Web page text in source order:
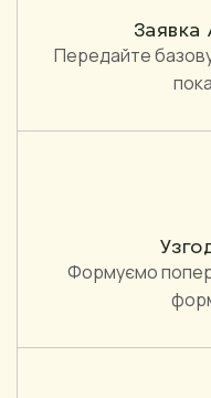
Передайте
Формуємо